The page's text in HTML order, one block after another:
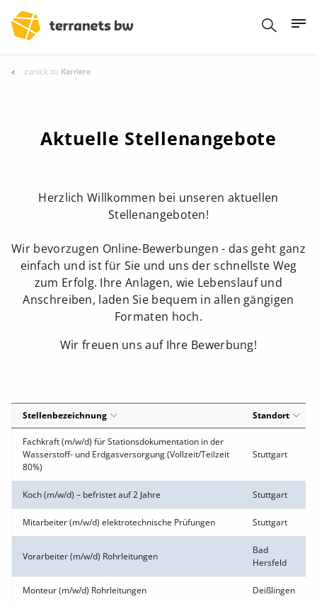
zurück zu Karriere
Aktuelle Stellenangebote
Herzlich Willkommen bei unseren aktuellen
Stellenangeboten!
Wir bevorzugen Online-Bewerbungen - das geht ganz
einfach und ist für Sie und uns der schnellste Weg
zum Erfolg. Ihre Anlagen, wie Lebenslauf und
Anschreiben, laden Sie bequem in allen gängigen
Formaten hoch.
Wir freuen uns auf Ihre Bewerbung!
Stellenbezeichnung Standort
Fachkraft (m/w/d) für Stationsdokumentation in der
Wasserstoff- und Erdgasversorgung (Vollzeit/Teilzeit
80%)
Stuttgart
Koch (m/w/d) – befristet auf 2 Jahre Stuttgart
Mitarbeiter (m/w/d) elektrotechnische Prüfungen Stuttgart
Vorarbeiter (m/w/d) Rohrleitungen
Bad
Hersfeld
Monteur (m/w/d) Rohrleitungen Deißlingen